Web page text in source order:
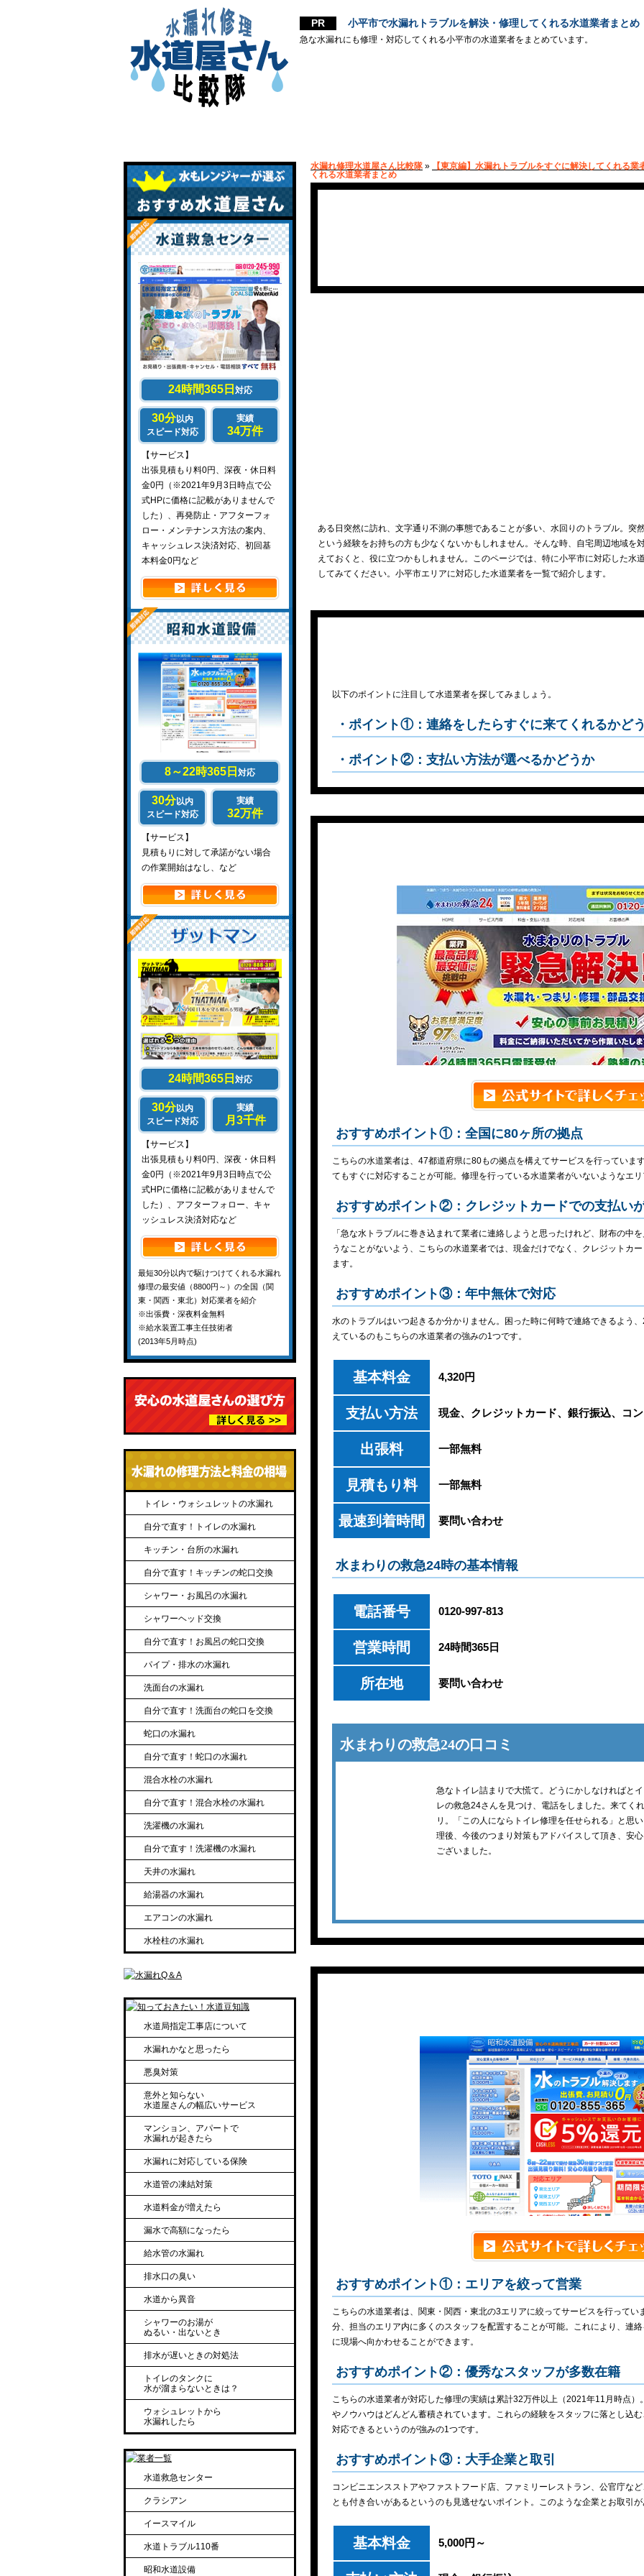
小平市で水漏れトラブルを解決・修理してくれる水道業者まとめ
急な水漏れにも修理・対応してくれる小平市の水道業者をまとめています。
水漏れ修理水道屋さん比較隊 »
【東京編】水漏れトラブルをすぐに解決してくれる業
くれる水道業者まとめ
ある日突然に訪れ、文字通り不測の事態であることが多い、水回りのトラブル。突
という経験をお持ちの方も少なくないかもしれません。そんな時、自宅周辺地域を
えておくと、役に立つかもしれません。このページでは、特に小平市に対応した水
してみてください。小平市エリアに対応した水道業者を一覧で紹介します。
以下のポイントに注目して水道業者を探してみましょう。
・ポイント①：連絡をしたらすぐに来てくれるかど
・ポイント②：支払い方法が選べるかどうか
おすすめポイント①：全国に80ヶ所の拠点
こちらの水道業者は、47都道府県に80もの拠点を構えてサービスを行っていま
てもすぐに対応することが可能。修理を行っている水道業者がいないようなエ
おすすめポイント②：クレジットカードでの支払い
「急な水トラブルに巻き込まれて業者に連絡しようと思ったけれど、財布の中
うなことがないよう、こちらの水道業者では、現金だけでなく、クレジットカ
ます。
おすすめポイント③：年中無休で対応
水のトラブルはいつ起きるか分かりません。困った時に何時で連絡できるよう
えているのもこちらの水道業者の強みの1つです。
基本料金 4,320円
支払い方法 現金、クレジットカード、銀行振込、コ
出張料 一部無料
見積もり料 一部無料
最速到着時間 要問い合わせ
水まわりの救急24時の基本情報
電話番号 0120-997-813
営業時間 24時間365日
所在地 要問い合わせ
水まわりの救急24の口コミ
急なトイレ詰まりで大慌て。どうにかしなければと
レの救急24さんを見つけ、電話をしました。来てく
リ。「この人にならトイレ修理を任せられる」と思
理後、今後のつまり対策もアドバイスして頂き、安
ございました。
おすすめポイント①：エリアを絞って営業
こちらの水道業者は、関東・関西・東北の3エリアに絞ってサービスを行って
分、担当のエリア内に多くのスタッフを配置することが可能。これにより、連
に現場へ向かわせることができます。
おすすめポイント②：優秀なスタッフが多数在籍
こちらの水道業者が対応した修理の実績は累計32万件以上（2021年11月時点
やノウハウはどんどん蓄積されています。これらの経験をスタッフに落とし込
対応できるというのが強みの1つです。
おすすめポイント③：大手企業と取引
コンビニエンスストアやファストフード店、ファミリーレストラン、公官庁な
とも付き合いがあるというのも見逃せないポイント。このような企業とお取引
基本料金 5,000円～
24時間365日 対応
30分以内
スピード対応
実績
34万件
【サービス】
出張見積もり料0円、深夜・休日料
金0円（※2021年9月3日時点で公
式HPに価格に記載がありませんで
した）、再発防止・アフターフォ
ロー・メンテナンス方法の案内、
キャッシュレス決済対応、初回基
本料金0円など
8～22時365日 対応
30分以内
スピード対応
実績
32万件
【サービス】
見積もりに対して承諾がない場合
の作業開始はなし、など
24時間365日 対応
30分以内
スピード対応
実績
月3千件
【サービス】
出張見積もり料0円、深夜・休日料
金0円（※2021年9月3日時点で公
式HPに価格に記載がありませんで
した）、アフターフォロー、キャ
ッシュレス決済対応など
最短30分以内で駆けつけてくれる水漏れ
修理の最安値（8800円～）の全国（関
東・関西・東北）対応業者を紹介
※出張費・深夜料金無料
※給水装置工事主任技術者
(2013年5月時点)
トイレ・ウォシュレットの水漏れ
自分で直す！トイレの水漏れ
キッチン・台所の水漏れ
自分で直す！キッチンの蛇口交換
シャワー・お風呂の水漏れ
シャワーヘッド交換
自分で直す！お風呂の蛇口交換
パイプ・排水の水漏れ
洗面台の水漏れ
自分で直す！洗面台の蛇口を交換
蛇口の水漏れ
自分で直す！蛇口の水漏れ
混合水栓の水漏れ
自分で直す！混合水栓の水漏れ
洗濯機の水漏れ
自分で直す！洗濯機の水漏れ
天井の水漏れ
給湯器の水漏れ
エアコンの水漏れ
水栓柱の水漏れ
水道局指定工事店について
水漏れかなと思ったら
悪臭対策
意外と知らない
水道屋さんの幅広いサービス
マンション、アパートで
水漏れが起きたら
水漏れに対応している保険
水道管の凍結対策
水道料金が増えたら
漏水で高額になったら
給水管の水漏れ
排水口の臭い
水道から異音
シャワーのお湯が
ぬるい・出ないとき
排水が遅いときの対処法
トイレのタンクに
水が溜まらないときは？
ウォシュレットから
水漏れしたら
水道救急センター
クラシアン
イースマイル
水道トラブル110番
昭和水道設備